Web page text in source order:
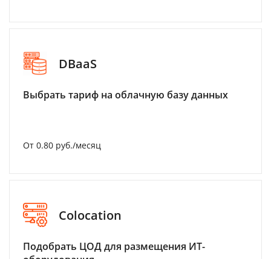
DBaaS
Выбрать тариф на облачную базу данных
От 0.80 руб./месяц
Colocation
Подобрать ЦОД для размещения ИТ-